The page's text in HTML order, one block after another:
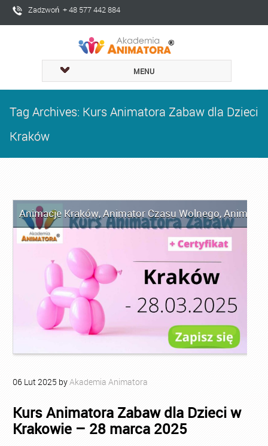
Zadzwoń + 48 577 442 884
MENU
Tag Archives: Kurs Animatora Zabaw dla Dzieci
Kraków
Animacje Kraków,Animator Czasu Wolnego,
06 Lut2025 byAkademia Animatora
Kurs Animatora Zabaw dla Dzieci w
Krakowie – 28 marca 2025